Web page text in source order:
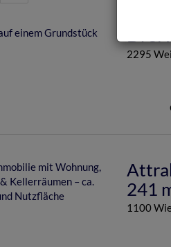
2295
241
1100